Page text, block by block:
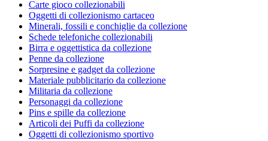
Carte gioco collezionabili
Oggetti di collezionismo cartaceo
Minerali, fossili e conchiglie da collezione
Schede telefoniche collezionabili
Birra e oggettistica da collezione
Penne da collezione
Sorpresine e gadget da collezione
Materiale pubblicitario da collezione
Militaria da collezione
Personaggi da collezione
Pins e spille da collezione
Articoli dei Puffi da collezione
Oggetti di collezionismo sportivo